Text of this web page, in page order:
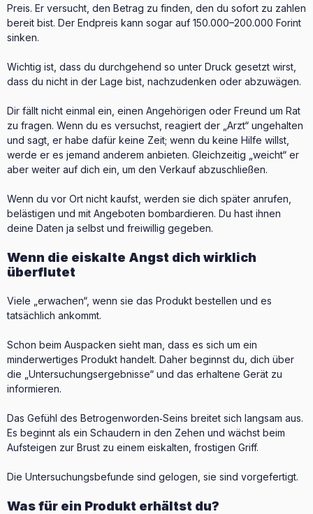
Preis. Er versucht, den Betrag zu finden, den du sofort zu zahlen
bereit bist. Der Endpreis kann sogar auf 150.000–200.000 Forint
sinken.
Wichtig ist, dass du durchgehend so unter Druck gesetzt wirst,
dass du nicht in der Lage bist, nachzudenken oder abzuwägen.
Dir fällt nicht einmal ein, einen Angehörigen oder Freund um Rat
zu fragen. Wenn du es versuchst, reagiert der „Arzt“ ungehalten
und sagt, er habe dafür keine Zeit; wenn du keine Hilfe willst,
werde er es jemand anderem anbieten. Gleichzeitig „weicht“ er
aber weiter auf dich ein, um den Verkauf abzuschließen.
Wenn du vor Ort nicht kaufst, werden sie dich später anrufen,
belästigen und mit Angeboten bombardieren. Du hast ihnen
deine Daten ja selbst und freiwillig gegeben.
Wenn die eiskalte Angst dich wirklich
überflutet
Viele „erwachen“, wenn sie das Produkt bestellen und es
tatsächlich ankommt.
Schon beim Auspacken sieht man, dass es sich um ein
minderwertiges Produkt handelt. Daher beginnst du, dich über
die „Untersuchungsergebnisse“ und das erhaltene Gerät zu
informieren.
Das Gefühl des Betrogenworden‑Seins breitet sich langsam aus.
Es beginnt als ein Schaudern in den Zehen und wächst beim
Aufsteigen zur Brust zu einem eiskalten, frostigen Griff.
Die Untersuchungsbefunde sind gelogen, sie sind vorgefertigt.
Was für ein Produkt erhältst du?